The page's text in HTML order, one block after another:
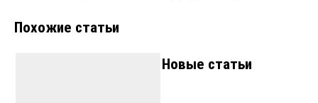
записям
Похожие статьи
Новые статьи